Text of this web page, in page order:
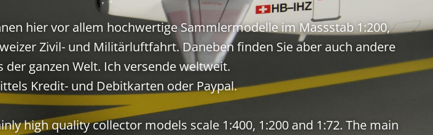
hier vor allem hochwertige Sammlermodelle im Massstab 1:200,
Zivil- und Militärluftfahrt. Daneben finden Sie aber auch andere
ganzen Welt. Ich versende weltweit.
Kredit- und Debitkarten oder Paypal.
high quality collector models scale 1:400, 1:200 and 1:72. The main